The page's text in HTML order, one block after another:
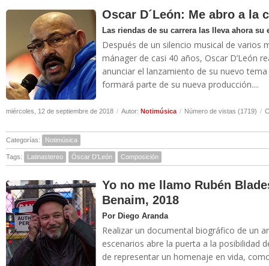
Oscar D´León: Me abro a la
Las riendas de su carrera las lleva ahora su
Después de un silencio musical de varios
mánager de casi 40 años, Oscar D’León
anunciar el lanzamiento de su nuevo
formará parte de su nueva producción....
miércoles, 12 de septiembre de 2018 / Autor: Notimúsica / Número de vistas (1719) /
Categorías: Notimúsica
Tags: Latinastereo Óscar D'León Composición
Yo no me llamo Rubén
Benaim, 2018
Por Diego Aranda
Realizar un documental biográfico de un
escenarios abre la puerta a la posibilidad
de representar un homenaje en vida,